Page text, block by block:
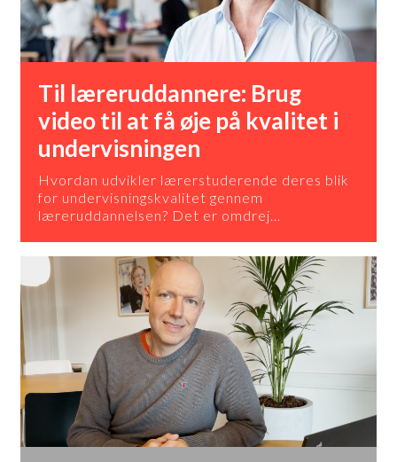
Til læreruddannere: Brug
video til at få øje på kvalitet i
undervisningen
Hvordan udvikler lærerstuderende deres blik
for undervisningskvalitet gennem
læreruddannelsen? Det er omdrej…